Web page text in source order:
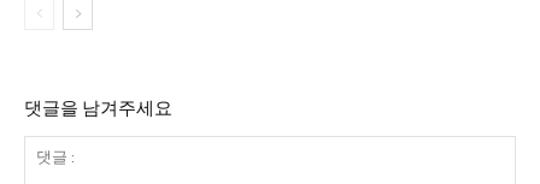
댓글을 남겨주세요